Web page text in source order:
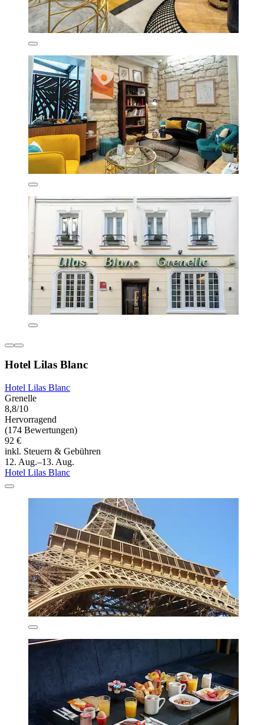
Hotel Lilas Blanc
Hotel Lilas Blanc
Grenelle
8,8/10
Hervorragend
(174 Bewertungen)
92 €
inkl. Steuern & Gebühren
12. Aug.–13. Aug.
Hotel Lilas Blanc